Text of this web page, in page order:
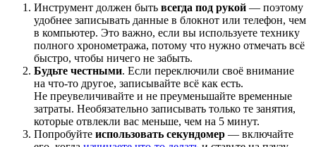
Инструмент должен быть всегда под рукой — поэтому
удобнее записывать данные в блокнот или телефон, чем
в компьютер. Это важно, если вы используете технику
полного хронометража, потому что нужно отмечать всё
быстро, чтобы ничего не забыть.
Будьте честными. Если переключили своё внимание
на что-то другое, записывайте всё как есть.
Не преувеличивайте и не преуменьшайте временные
затраты. Необязательно записывать только те занятия,
которые отвлекли вас меньше, чем на 5 минут.
Попробуйте использовать секундомер — включайте